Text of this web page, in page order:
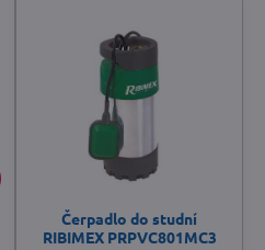
Čerpadlo do studní
RIBIMEX PRPVC801MC3